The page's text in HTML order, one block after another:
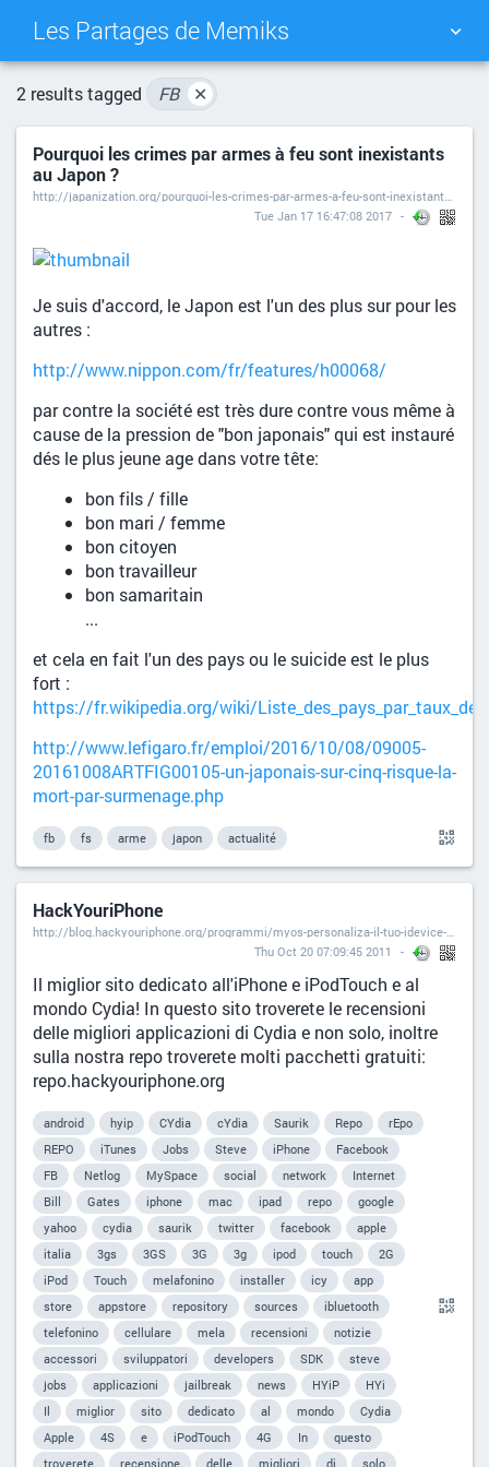
Les Partages de Memiks
TAG CLOUD
DAILY SEARCH
2 results tagged FB ✕
Pourquoi les crimes par armes à feu sont inexistants
au Japon ?
http://japanization.org/pourquoi-les-crimes-par-armes-a-feu-sont-inexistants-au-japon/
Tue Jan 17 16:47:08 2017
Je suis d'accord, le Japon est l'un des plus sur pour les
autres :
http://www.nippon.com/fr/features/h00068/
par contre la société est très dure contre vous même à
cause de la pression de "bon japonais" qui est instauré
dés le plus jeune age dans votre tête:
bon fils / fille
bon mari / femme
bon citoyen
bon travailleur
bon samaritain
...
et cela en fait l'un des pays ou le suicide est le plus
fort :
https://fr.wikipedia.org/wiki/
http://www.lefigaro.fr/emploi/2016/10/08/09005-
20161008ARTFIG00105-un-japonais-sur-cinq-risque-la-
mort-par-surmenage.php
fb fs arme japon actualité
HackYouriPhone
http://blog.hackyouriphone.org/programmi/myos-personaliza-il-tuo-idevice-cydia-store.html#disqus_thread
Thu Oct 20 07:09:45 2011
Il miglior sito dedicato all'iPhone e iPodTouch e al
mondo Cydia! In questo sito troverete le recensioni
delle migliori applicazioni di Cydia e non solo, inoltre
sulla nostra repo troverete molti pacchetti gratuiti:
repo.hackyouriphone.org
android hyip CYdia cYdia Saurik Repo
rEpo
REPO
iTunes Jobs Steve iPhone
Facebook
FB
Netlog MySpace social network
Internet
Bill
Gates iphone mac ipad repo
google
yahoo
cydia saurik twitter facebook
apple
italia
3gs 3GS 3G 3g ipod touch
2G
iPod
Touch melafonino installer icy
app
store
appstore repository sources
ibluetooth
telefonino
cellulare mela recensioni
notizie
accessori
sviluppatori developers SDK
steve
jobs
applicazioni jailbreak news HYiP
HYi
Il
miglior sito dedicato al mondo
Cydia
Apple
4S e iPodTouch 4G In
questo
troverete
recensione delle migliori di solo